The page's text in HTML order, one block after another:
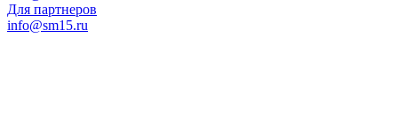
Для партнеров
info@sm15.ru